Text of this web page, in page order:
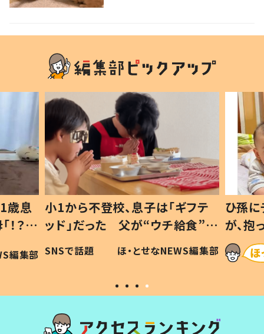
歳息
？」
編集部
小1から不登校、息子は「ギフテ
ッド」だった 父が“ウチ給食”を
作り続ける理由とは #令和の親
#令和の子
SNSで話題 ほ・とせなNEWS編集部
ひ孫
が、
「涙が
い」